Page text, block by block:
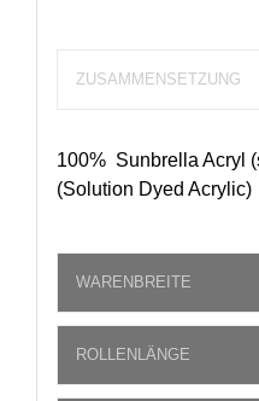
ZUSAMMENSETZUNG
100% Sunbrella Acryl
(Solution Dyed Acrylic)
WARENBREITE
ROLLENLÄNGE